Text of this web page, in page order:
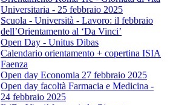
Universitaria - 25 febbraio 2025
Scuola - Università - Lavoro: il febbraio
dell’Orientamento al ‘Da Vinci’
Open Day - Unitus Dibas
Calendario orientamento + copertina ISIA
Faenza
Open day Economia 27 febbraio 2025
Open day facoltà Farmacia e Medicina -
24 febbraio 2025